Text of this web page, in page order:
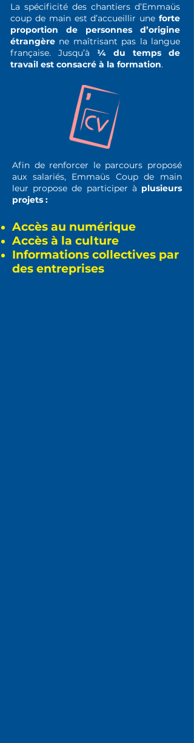
La spécificité des chantiers d’Emmaüs
coup de main est d’accueillir une forte
proportion de personnes d’origine
étrangère ne maîtrisant pas la langue
française. Jusqu’à ¼ du temps de
travail est consacré à la formation.
Afin de renforcer le parcours proposé
aux salariés, Emmaüs Coup de main
leur propose de participer à plusieurs
projets :
Accès au numérique
Accès à la culture
Informations collectives par
des entreprises